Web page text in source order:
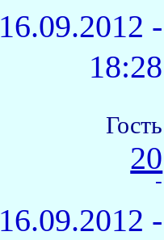
16.09.2012 -
18:28
Гость
20
-
16.09.2012 -